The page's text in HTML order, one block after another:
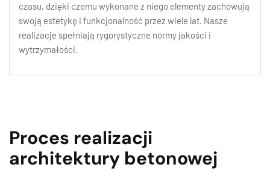
czasu, dzięki czemu wykonane z niego elementy zachowują
swoją estetykę i funkcjonalność przez wiele lat. Nasze
realizacje spełniają rygorystyczne normy jakości i
wytrzymałości.
Proces realizacji
architektury betonowej